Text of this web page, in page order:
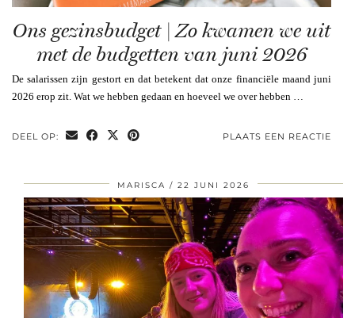
Ons gezinsbudget | Zo kwamen we uit
met de budgetten van juni 2026
De salarissen zijn gestort en dat betekent dat onze financiële maand juni
2026 erop zit. Wat we hebben gedaan en hoeveel we over hebben …
DEEL OP: PLAATS EEN REACTIE
MARISCA 22 JUNI 2026